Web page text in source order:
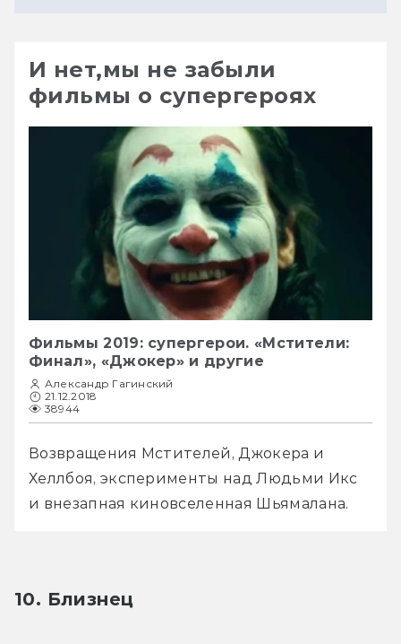
И нет,мы не забыли
фильмы о супергероях
Фильмы 2019: супергерои. «Мстители:
Финал», «Джокер» и другие
Александр Гагинский
21.12.2018
38944
Возвращения Мстителей, Джокера и
Хеллбоя, эксперименты над Людьми Икс
и внезапная киновселенная Шьямалана.
10. Близнец